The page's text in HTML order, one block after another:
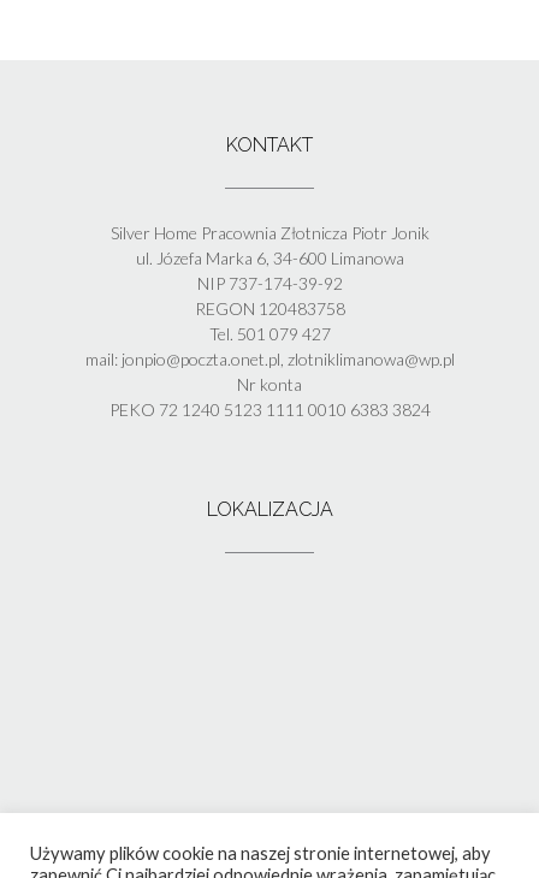
KONTAKT
Silver Home Pracownia Złotnicza Piotr Jonik
ul. Józefa Marka 6, 34-600 Limanowa
NIP 737-174-39-92
REGON 120483758
Tel. 501 079 427
mail: jonpio@poczta.onet.pl, zlotniklimanowa@wp.pl
Nr konta
PEKO 72 1240 5123 1111 0010 6383 3824
LOKALIZACJA
Używamy plików cookie na naszej stronie internetowej, aby